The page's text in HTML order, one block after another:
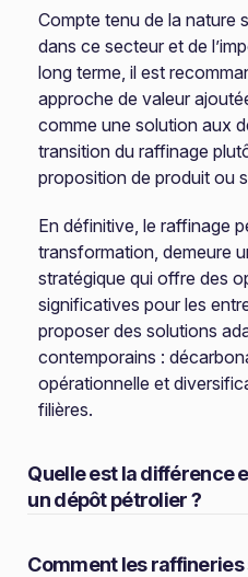
Compte tenu de la nature
dans ce secteur et de
long terme, il est
approche de valeur
comme une solution aux
transition du raffinage
proposition de produit ou
En définitive, le raffinage
transformation, demeure
stratégique qui offre des
significatives pour les
proposer des solutions
contemporains :
opérationnelle et
filières.
Quelle est la différence
un dépôt pétrolier ?
Comment les raffineries